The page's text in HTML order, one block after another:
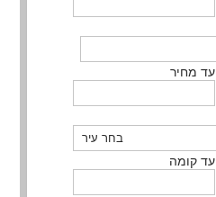
עד מחיר
עד קומה